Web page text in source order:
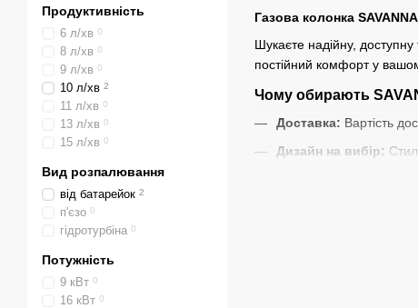
Газова колонка
Шукаєте надійну, доступну
постійний комфорт у
Чому обирають
Доставка: Вартість
Дизайн на вибір:
Продуктивність
6 л/хв 0
8 л/хв 0
9 л/хв 0
10 л/хв 2
11 л/хв 0
13 л/хв 0
15 л/хв 0
Вид розпалювання
від батарейок 2
п'єзо 0
гідротурбіна 0
Потужність
9 кВт 0
16 кВт 0